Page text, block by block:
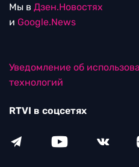
Мы в Дзен.Новостях
и Google.News
Уведомление об
технологий
RTVI в соцсетях